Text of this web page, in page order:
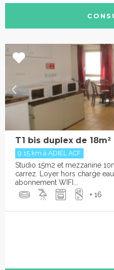
T1 bis duplex de
9.15 km à ADIEL ACF
Studio 15m2 et mezzanine
carrez. Loyer hors charge
abonnement WIFI...
+ 16